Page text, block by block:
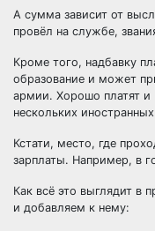
А сумма зависит от
провёл на службе,
Кроме того, надбавку
образование и может
армии. Хорошо платят и
нескольких
Кстати, место, где
зарплаты. Например, в
Как всё это выглядит в
и добавляем к нему: